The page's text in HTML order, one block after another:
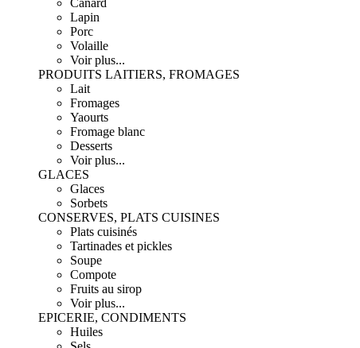
Canard
Lapin
Porc
Volaille
Voir plus...
PRODUITS LAITIERS, FROMAGES
Lait
Fromages
Yaourts
Fromage blanc
Desserts
Voir plus...
GLACES
Glaces
Sorbets
CONSERVES, PLATS CUISINES
Plats cuisinés
Tartinades et pickles
Soupe
Compote
Fruits au sirop
Voir plus...
EPICERIE, CONDIMENTS
Huiles